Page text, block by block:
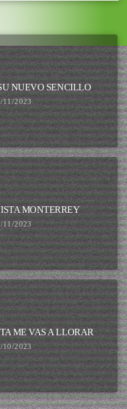
NUEVO SENCILLO
11/2023
MONTERREY
11/2023
ME VAS A LLORAR
10/2023